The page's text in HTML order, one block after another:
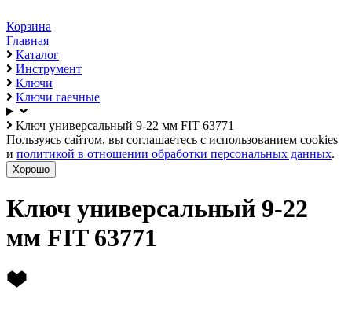
Корзина
Главная
Каталог
Инструмент
Ключи
Ключи гаечные
Ключ универсальный 9-22 мм FIT 63771
Пользуясь сайтом, вы соглашаетесь с использованием cookies
и политикой в отношении обработки персональных данных.
Хорошо
Ключ универсальный 9-22
мм FIT 63771